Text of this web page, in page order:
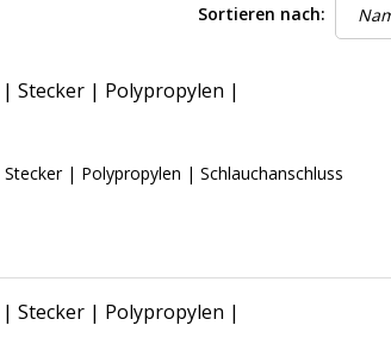
Sortieren nach:
| Stecker | Polypropylen |
Stecker | Polypropylen | Schlauchanschluss
| Stecker | Polypropylen |